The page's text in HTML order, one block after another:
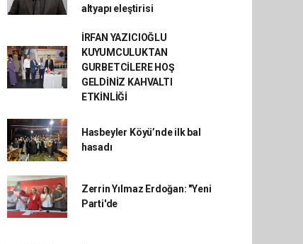
altyapı eleştirisi
İRFAN YAZICIOĞLU
KUYUMCULUKTAN
GURBETCİLERE HOŞ
GELDİNİZ KAHVALTI
ETKİNLİĞİ
Hasbeyler Köyü’nde ilk bal
hasadı
Zerrin Yılmaz Erdoğan: "Yeni
Parti'de